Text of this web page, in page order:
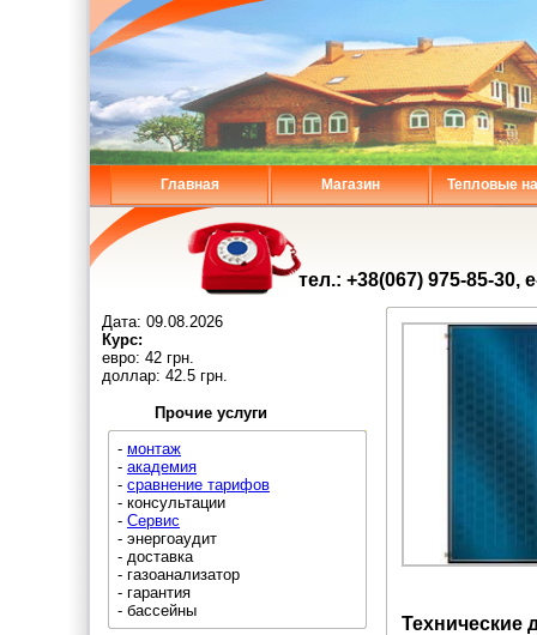
Главная Магазин Тепловые
тел.: +38(067) 975-85-30,
Дата: 09.08.2026
Курс:
евро: 42 грн.
доллар: 42.5 грн.
Прочие услуги
- монтаж
- академия
- сравнение тарифов
- консультации
- Сервис
- энергоаудит
- доставка
- газоанализатор
- гарантия
- бассейны
Технические